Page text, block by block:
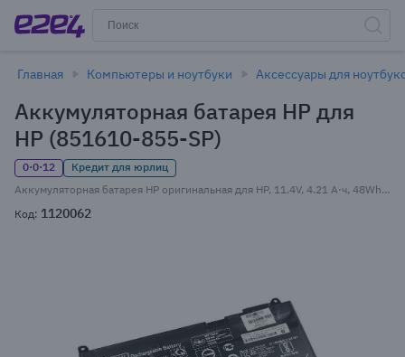
Главная Компьютеры и ноутбуки Аксессуары для
Аккумуляторная батарея HP для
HP (851610-855-SP)
0·0·12
Кредит для юрлиц
Аккумуляторная батарея HP оригинальная для HP, 11.4V, 4.21 А·ч, 48Wh, черный, техническая упаковка (851610-855-SP)
Код: 1120062